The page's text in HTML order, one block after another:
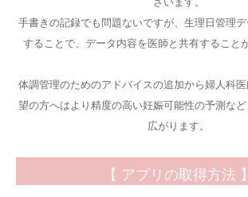
手書きの記録でも問題ないですが、生理日管理
することで、データ内容を医師と共有すること
体調管理のためのアドバイスの追加から婦人科
望の方へはより精度の高い妊娠可能性の予測な
広がります。
【 アプリの取得方法 】
診療予約